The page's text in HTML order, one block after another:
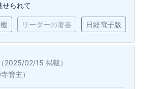
られて
リーダーの著書 日経電子版
（2025/02/15 掲載）
管主）